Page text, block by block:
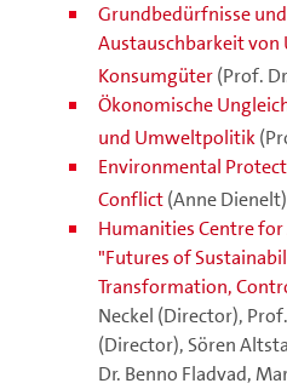
Grundbedürfnisse
Austauschbarkeit
Konsumgüter(Prof.
Ökonomische
und Umweltpolitik
Environmental
Conflict(Anne Dienelt)
Humanities Centre for
"Futures of
Transformation,
Neckel (Director),
(Director), Sören
Dr. Benno Fladvad,